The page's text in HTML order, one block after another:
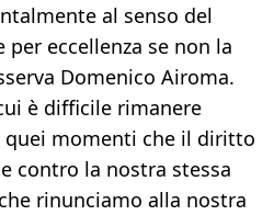
al senso del
eccellenza se non la
Domenico Airoma.
è difficile rimanere
momenti che il diritto
contro la nostra stessa
rinunciamo alla nostra